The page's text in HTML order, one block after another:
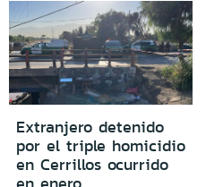
Extranjero detenido
por el triple homicidio
en Cerrillos ocurrido